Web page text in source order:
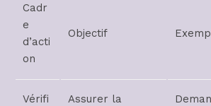
Cadr
e
d’acti
on
Objectif
Vérifi
Assurer la